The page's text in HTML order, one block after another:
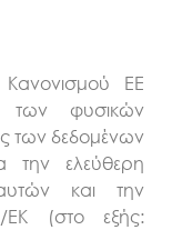
ΕΕ
των φυσικών
των δεδομένων
την ελεύθερη
και την
ΕΚ (στο εξής: